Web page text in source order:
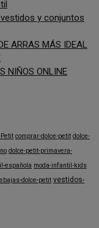
y conjuntos
ARRAS MÁS IDEAL
NIÑOS ONLINE
comprar-dolce-petit dolce-
dolce-petit-primavera-
española moda-infantil-kids
dolce-petit vestidos-